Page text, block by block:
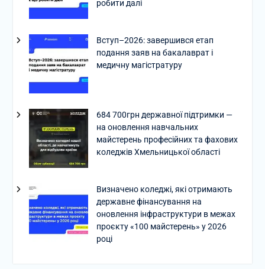
робити далі
Вступ–2026: завершився етап
подання заяв на бакалаврат і
медичну магістратуру
684 700грн державної підтримки —
на оновлення навчальних
майстерень професійних та фахових
коледжів Хмельницької області
Визначено коледжі, які отримають
державне фінансування на
оновлення інфраструктури в межах
проєкту «100 майстерень» у 2026
році